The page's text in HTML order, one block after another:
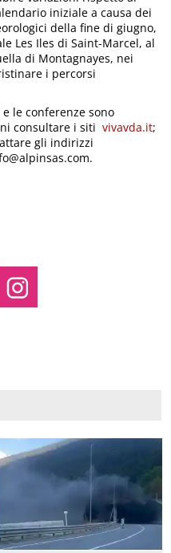
iniziale a causa dei
della fine di giugno,
Les Iles di Saint-Marcel, al
di Montagnayes, nei
i percorsi
le conferenze sono
consultare i sitivivavda.it;
gli indirizzi